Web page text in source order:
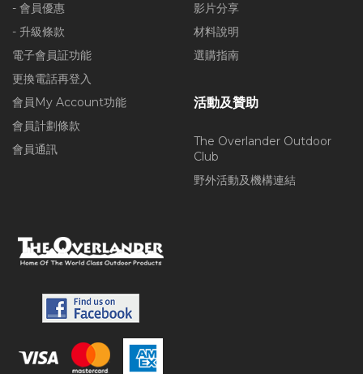
- 會員優惠
- 升級條款
電子會員証功能
更換電話再登入
會員My Account功能
會員計劃條款
會員通訊
影片分享
材料說明
選購指南
活動及贊助
The Overlander Outdoor
Club
野外活動及機構連結